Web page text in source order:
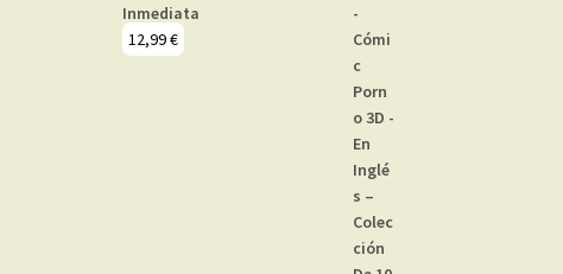
Inmediata
12,99€